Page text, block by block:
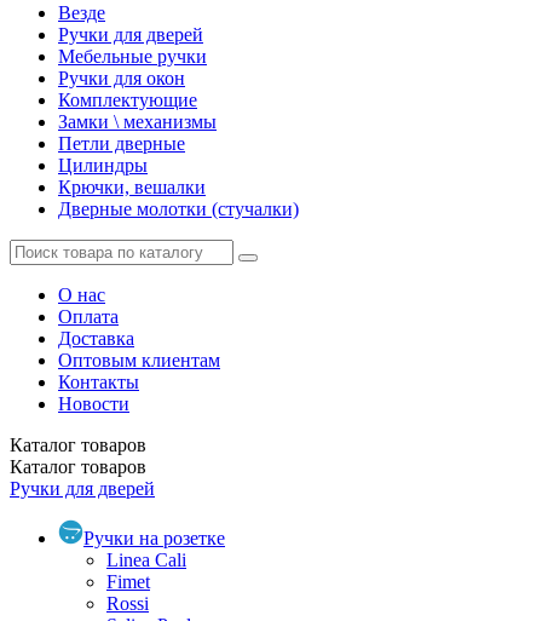
Везде
Ручки для дверей
Мебельные ручки
Ручки для окон
Комплектующие
Замки \ механизмы
Петли дверные
Цилиндры
Крючки, вешалки
Дверные молотки (стучалки)
О нас
Оплата
Доставка
Оптовым клиентам
Контакты
Новости
Каталог товаров
Каталог товаров
Ручки для дверей
Ручки на розетке
Linea Cali
Fimet
Rossi